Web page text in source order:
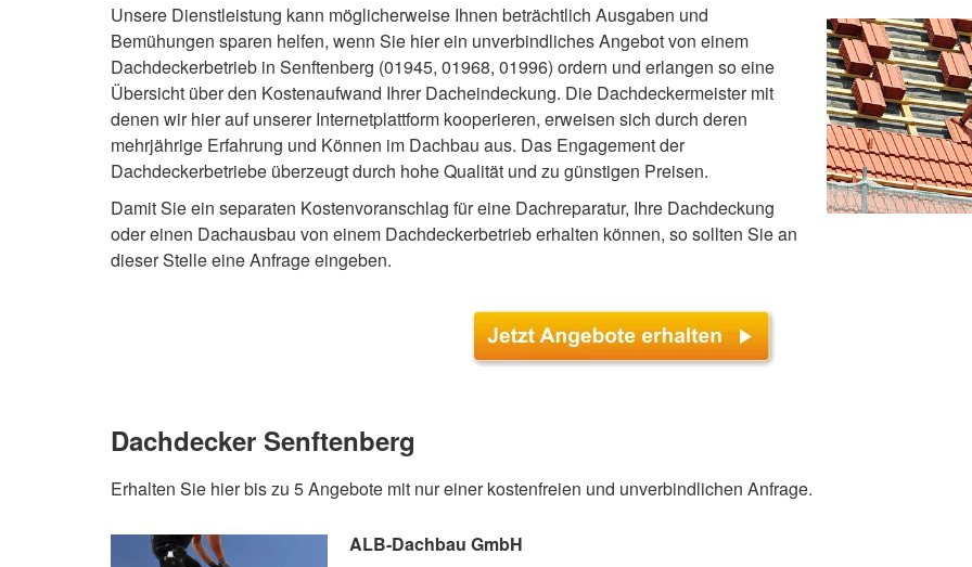
Unsere Dienstleistung kann möglicherweise Ihnen beträchtlich Ausgaben und
Bemühungen sparen helfen, wenn Sie hier ein unverbindliches Angebot von einem
Dachdeckerbetrieb in Senftenberg (01945, 01968, 01996) ordern und erlangen so eine
Übersicht über den Kostenaufwand Ihrer Dacheindeckung. Die Dachdeckermeister mit
denen wir hier auf unserer Internetplattform kooperieren, erweisen sich durch deren
mehrjährige Erfahrung und Können im Dachbau aus. Das Engagement der
Dachdeckerbetriebe überzeugt durch hohe Qualität und zu günstigen Preisen.
Damit Sie ein separaten Kostenvoranschlag für eine Dachreparatur, Ihre Dachdeckung
oder einen Dachausbau von einem Dachdeckerbetrieb erhalten können, so sollten Sie an
dieser Stelle eine Anfrage eingeben.
Dachdecker Senftenberg
Erhalten Sie hier bis zu 5 Angebote mit nur einer kostenfreien und unverbindlichen Anfrage.
ALB-Dachbau GmbH